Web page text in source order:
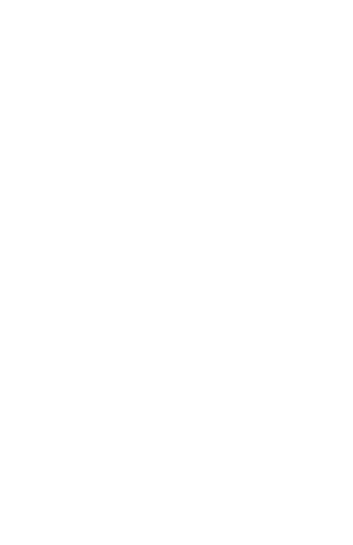
wirklich sehr:
Geschenke
gemütlich!